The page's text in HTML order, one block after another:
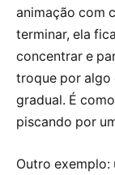
animação com
terminar, ela
concentrar e
troque por algo
gradual. É
piscando por
Outro exemplo: